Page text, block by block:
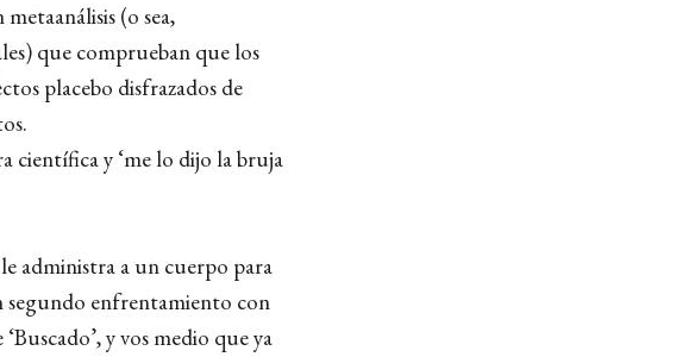
(o sea,
que comprueban que los
placebo disfrazados de
científica y ‘me lo dijo la bruja
administra a un cuerpo para
segundo enfrentamiento con
y vos medio que ya